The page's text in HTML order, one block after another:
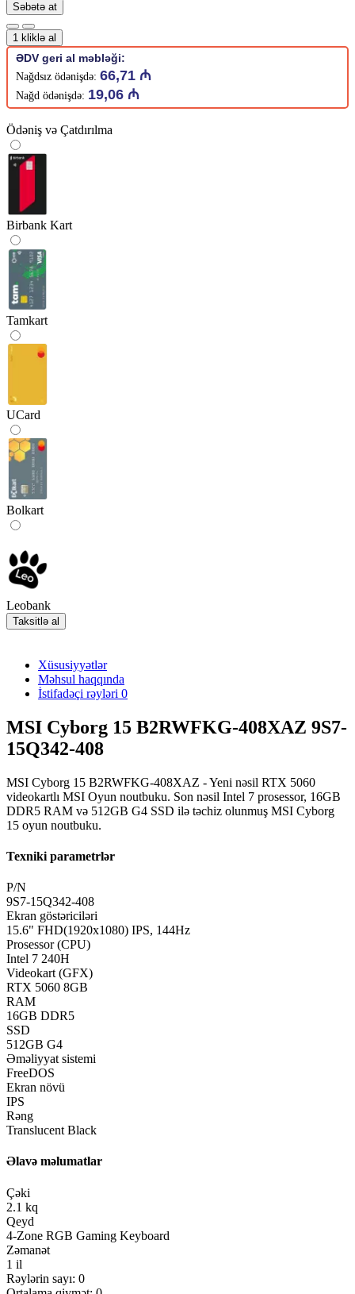
Səbətə at
1 kliklə al
ƏDV geri al məbləği:
Nağdsız ödənişdə: 66,71 ₼
Nağd ödənişdə: 19,06 ₼
Ödəniş və Çatdırılma
Birbank Kart
Tamkart
UCard
Bolkart
Leobank
Taksitlə al
Xüsusiyyətlər
Məhsul haqqında
İstifadəçi rəyləri 0
MSI Cyborg 15 B2RWFKG-408XAZ 9S7-
15Q342-408
MSI Cyborg 15 B2RWFKG-408XAZ - Yeni nəsil RTX 5060
videokartlı MSI Oyun noutbuku. Son nəsil Intel 7 prosessor, 16GB
DDR5 RAM və 512GB G4 SSD ilə təchiz olunmuş MSI Cyborg
15 oyun noutbuku.
Texniki parametrlər
P/N
9S7-15Q342-408
Ekran göstəriciləri
15.6" FHD(1920x1080) IPS, 144Hz
Prosessor (CPU)
Intel 7 240H
Videokart (GFX)
RTX 5060 8GB
RAM
16GB DDR5
SSD
512GB G4
Əməliyyat sistemi
FreeDOS
Ekran növü
IPS
Rəng
Translucent Black
Əlavə məlumatlar
Çəki
2.1 kq
Qeyd
4-Zone RGB Gaming Keyboard
Zəmanət
1 il
Rəylərin sayı: 0